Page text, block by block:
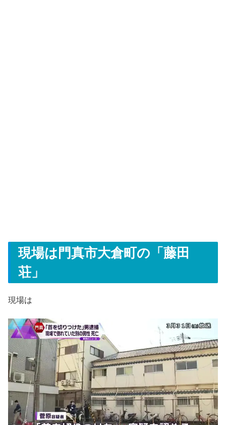
現場は門真市大倉町の「藤田
荘」
現場は